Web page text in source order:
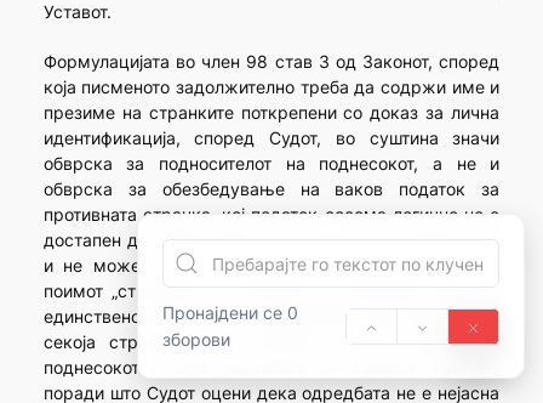
Пронајдени се 0
зборови
Уставот.
Формулацијата во член 98 став 3 од Законот, според
која писменото задолжително треба да содржи име и
презиме на странките поткрепени со доказ за лична
идентификација, според Судот, во суштина значи
обврска за подносителот на поднесокот, а не и
обврска за обезбедување на ваков податок за
противната странка, кој податок сосема логично не е
достапен до подносителот на поднесокот, поради што
и не може да се бара од него. И покрај тоа што
поимот „странките“ е искажан во множина, треба и
единствено може да се подразбере како обврска за
секоја странка во постапката, која го доставува
поднесокот и која располага со таквиот податок,
поради што Судот оцени дека одредбата не е нејасна